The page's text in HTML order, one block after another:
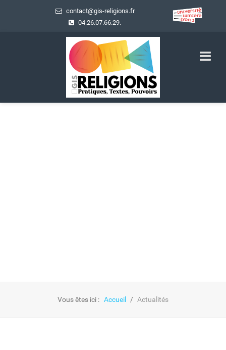
contact@gis-religions.fr
04.26.07.66.29.
Vous êtes ici : Accueil Actualités